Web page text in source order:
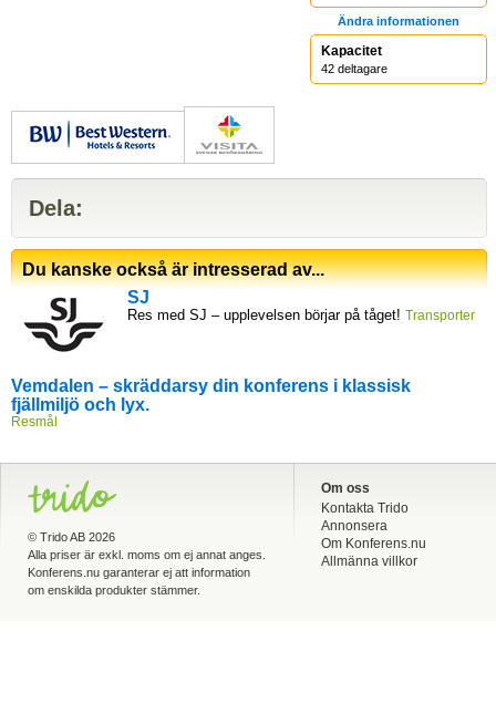
Ändra informationen
Kapacitet
42 deltagare
Dela:
Du kanske också är intresserad av...
SJ
Res med SJ – upplevelsen börjar på tåget! Transporter
Vemdalen – skräddarsy din konferens i klassisk
fjällmiljö och lyx.
Resmål
© Trido AB 2026
Alla priser är exkl. moms om ej annat anges.
Konferens.nu garanterar ej att information
om enskilda produkter stämmer.
Om oss
Kontakta Trido
Annonsera
Om Konferens.nu
Allmänna villkor